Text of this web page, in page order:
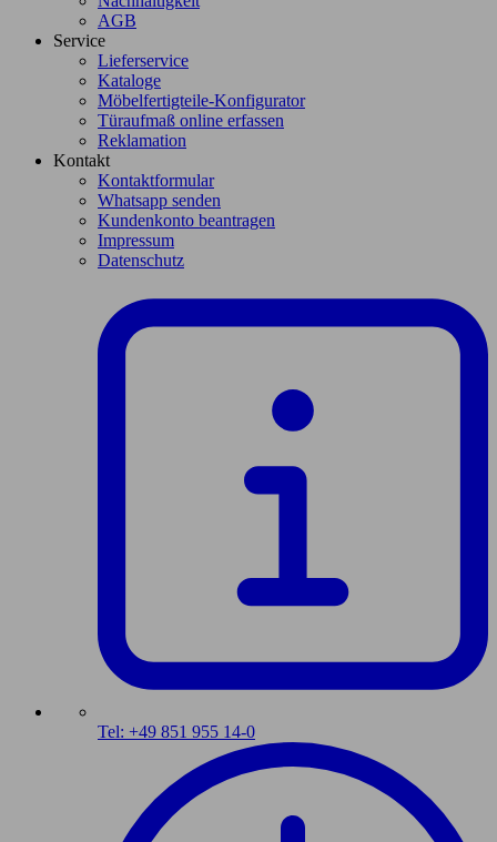
AGB
Service
Lieferservice
Kataloge
Möbelfertigteile-Konfigurator
Türaufmaß online erfassen
Reklamation
Kontakt
Kontaktformular
Whatsapp senden
Kundenkonto beantragen
Impressum
Datenschutz
Tel: +49 851 955 14-0